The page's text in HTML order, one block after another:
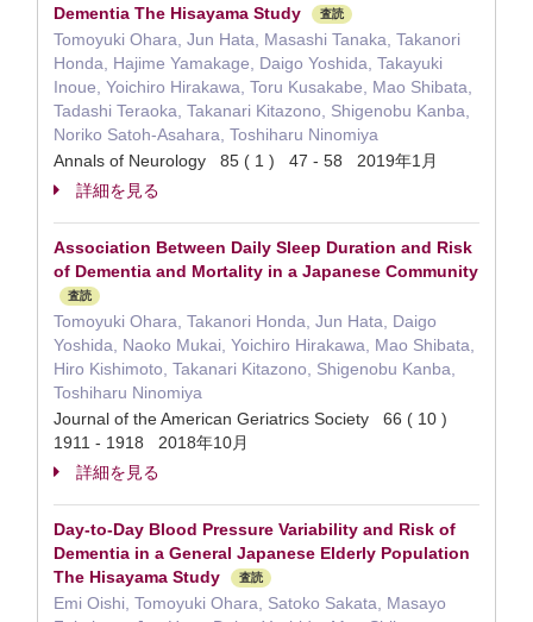
Dementia The Hisayama Study
査読
Tomoyuki Ohara, Jun Hata, Masashi Tanaka, Takanori
Honda, Hajime Yamakage, Daigo Yoshida, Takayuki
Inoue, Yoichiro Hirakawa, Toru Kusakabe, Mao Shibata,
Tadashi Teraoka, Takanari Kitazono, Shigenobu Kanba,
Noriko Satoh-Asahara, Toshiharu Ninomiya
Annals of Neurology 85 ( 1 ) 47 - 58 2019年1月
詳細を見る
Association Between Daily Sleep Duration and Risk
of Dementia and Mortality in a Japanese Community
査読
Tomoyuki Ohara, Takanori Honda, Jun Hata, Daigo
Yoshida, Naoko Mukai, Yoichiro Hirakawa, Mao Shibata,
Hiro Kishimoto, Takanari Kitazono, Shigenobu Kanba,
Toshiharu Ninomiya
Journal of the American Geriatrics Society 66 ( 10 )
1911 - 1918 2018年10月
詳細を見る
Day-to-Day Blood Pressure Variability and Risk of
Dementia in a General Japanese Elderly Population
The Hisayama Study
査読
Emi Oishi, Tomoyuki Ohara, Satoko Sakata, Masayo